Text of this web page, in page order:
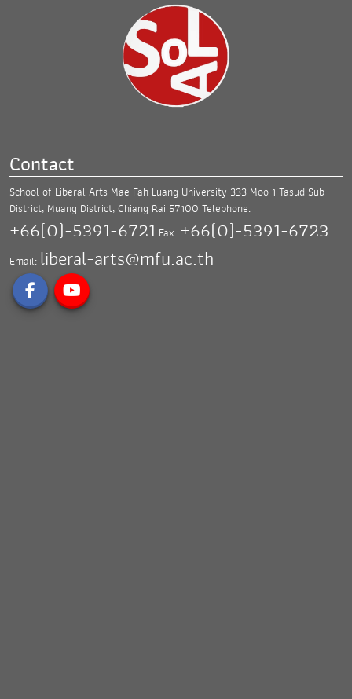
Contact
School of Liberal Arts Mae Fah Luang University 333 Moo 1 Tasud Sub
District, Muang District,Chiang Rai 57100 Telephone.
+66(0)-5391-6721 Fax. +66(0)-5391-6723
Email: liberal-arts@mfu.ac.th